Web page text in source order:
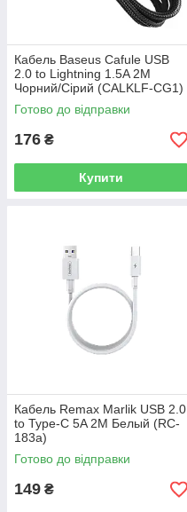
Кабель Baseus Cafule USB
2.0 to Lightning 1.5A 2M
Чорний/Сірий (CALKLF-CG1)
Готово до відправки
176 ₴
Купити
Кабель Remax Marlik USB 2.0
to Type-C 5A 2M Белый (RC-
183а)
Готово до відправки
149 ₴